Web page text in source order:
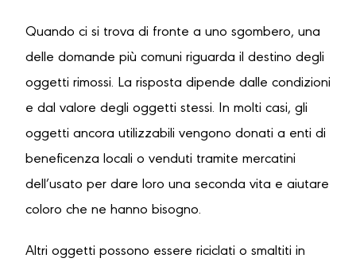
Quando ci si trova di fronte a uno sgombero, una
delle domande più comuni riguarda il destino degli
oggetti rimossi. La risposta dipende dalle condizioni
e dal valore degli oggetti stessi. In molti casi, gli
oggetti ancora utilizzabili vengono donati a enti di
beneficenza locali o venduti tramite mercatini
dell’usato per dare loro una seconda vita e aiutare
coloro che ne hanno bisogno.
Altri oggetti possono essere riciclati o smaltiti in